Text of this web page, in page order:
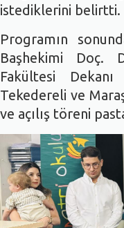
istediklerini belirtti.
Programın
Başhekimi Doç.
Fakültesi
Tekedereli ve
ve açılış töreni